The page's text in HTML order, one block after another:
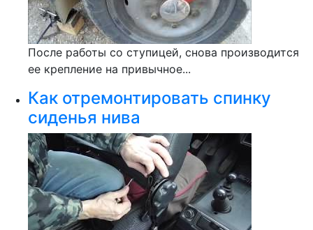
После работы со ступицей, снова производится
ее крепление на привычное...
Как отремонтировать спинку
сиденья нива